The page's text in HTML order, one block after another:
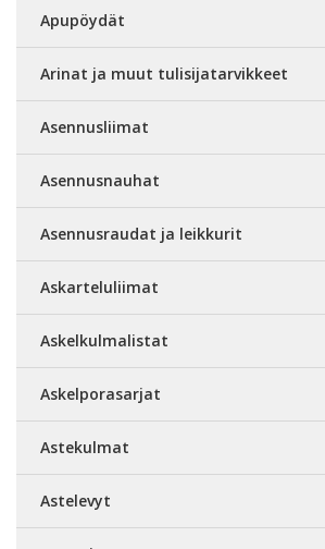
Apupöydät
Arinat ja muut tulisijatarvikkeet
Asennusliimat
Asennusnauhat
Asennusraudat ja leikkurit
Askarteluliimat
Askelkulmalistat
Askelporasarjat
Astekulmat
Astelevyt